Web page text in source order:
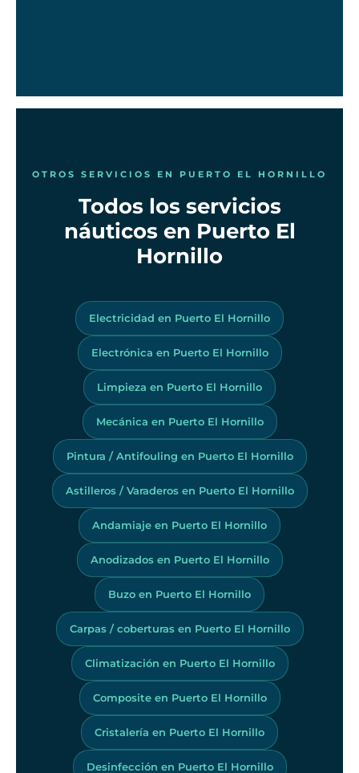
OTROS SERVICIOS EN PUERTO EL HORNILLO
Todos los servicios
náuticos en Puerto El
Hornillo
Electricidad en Puerto El Hornillo
Electrónica en Puerto El Hornillo
Limpieza en Puerto El Hornillo
Mecánica en Puerto El Hornillo
Pintura / Antifouling en Puerto El Hornillo
Astilleros / Varaderos en Puerto El Hornillo
Andamiaje en Puerto El Hornillo
Anodizados en Puerto El Hornillo
Buzo en Puerto El Hornillo
Carpas / coberturas en Puerto El Hornillo
Climatización en Puerto El Hornillo
Composite en Puerto El Hornillo
Cristalería en Puerto El Hornillo
Desinfección en Puerto El Hornillo